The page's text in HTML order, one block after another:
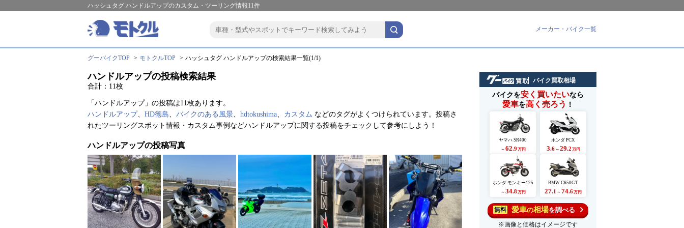
ハッシュタグ ハンドルアップのカスタム・ツーリング情報11件
メーカー・バイク一覧
グーバイクTOP モトクルTOP ハッシュタグ ハンドルアップの検索結果一覧(1/1)
ハンドルアップの投稿検索結果
合計：11枚
「ハンドルアップ」の投稿は11枚あります。
ハンドルアップ、 HD徳島、 バイクのある風景、 hdtokushima、 カスタム などのタグがよくつけられています。投稿さ
れたツーリングスポット情報・カスタム事例などハンドルアップに関する投稿をチェックして参考にしよう！
ハンドルアップの投稿写真
バイク買取相場
バイクを安く買いたいなら
愛車を高く売ろう ！
ヤマハ SR400
～ 62.9 万円
ホンダ PCX
3.6 ～ 29.2 万円
ホンダ モンキー125
～ 34.8万円
BMW C650GT
27.1 ～ 74.6万円
無料 愛車の相場を調べる
※画像と価格はイメージです